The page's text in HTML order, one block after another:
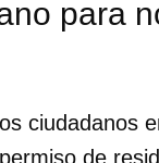
para
ciudadanos
de